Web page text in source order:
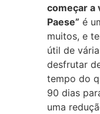
começar a
Paese” é
muitos, e
útil de
desfrutar
tempo do
90 dias
uma